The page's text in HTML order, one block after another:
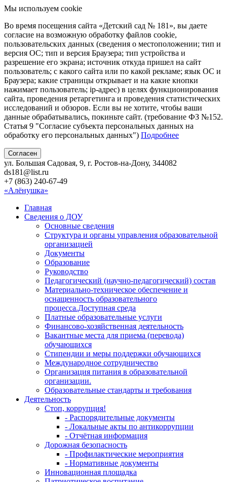
Мы используем cookie
Во время посещения сайта «Детский сад № 181», вы даете
согласие на возможную обработку файлов cookie,
пользовательских данных (сведения о местоположении; тип и
версия ОС; тип и версия Браузера; тип устройства и
разрешение его экрана; источник откуда пришел на сайт
пользователь; с какого сайта или по какой рекламе; язык ОС и
Браузера; какие страницы открывает и на какие кнопки
нажимает пользователь; ip-адрес) в целях функционирования
сайта, проведения ретаргетинга и проведения статистических
исследований и обзоров. Если вы не хотите, чтобы ваши
данные обрабатывались, покиньте сайт. (требование ФЗ №152.
Статья 9 "Согласие субъекта персональных данных на
обработку его персональных данных") Подробнее
Согласен
ул. Большая Садовая, 9, г. Ростов-на-Дону, 344082
ds181@list.ru
+7 (863) 240-67-49
«Алёнушка»
Главная
Сведения о ДОУ
Основные сведения
Структура и органы управления образовательной
организацией
Документы
Образование
Руководство
Педагогический (научно-педагогический) состав
Материально-техническое обеспечение и
оснащенность образовательного
процесса.Доступная среда
Платные образовательные услуги
Финансово-хозяйственная деятельность
Вакантные места для приема (перевода)
обучающихся
Стипендии и меры поддержки обучающихся
Международное сотрудничество
Организация питания в образовательной
организации.
Образовательные стандарты и требования
Деятельность
Стоп, коррупция!
- Распорядительные документы
- Локальные акты по антикоррупции
- Отчётная информация
Дорожная безопасность
- Профилактические мероприятия
- Нормативные документы
Инновационная площадка